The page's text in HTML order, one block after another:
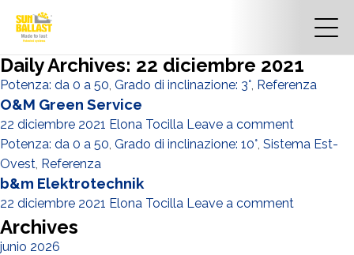
Daily Archives: 22 diciembre 2021
Potenza: da 0 a 50, Grado di inclinazione: 3°, Referenza
O&M Green Service
22 diciembre 2021 Elona Tocilla Leave a comment
Potenza: da 0 a 50, Grado di inclinazione: 10°, Sistema Est-
Ovest, Referenza
b&m Elektrotechnik
22 diciembre 2021 Elona Tocilla Leave a comment
Archives
junio 2026